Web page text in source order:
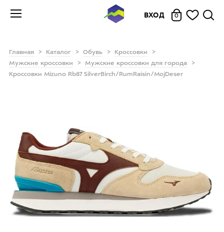
ВХОД 0
Главная Каталог Обувь
Кроссовки
Мужские кроссовки
Мужские кроссовки для города
Кроссовки Mizuno Rb87 SilverBirch/RumRaisin/MojDeser